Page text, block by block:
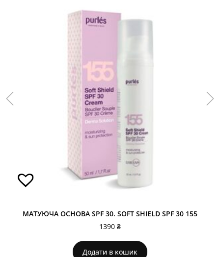
МАТУЮЧА ОСНОВА SPF 30. SOFT SHIELD SPF 30 155
1390 ₴
Додати в кошик